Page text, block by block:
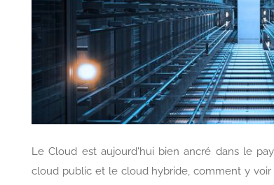
Le Cloud est aujourd'hui bien ancré dans le
cloud public et le cloud hybride, comment y